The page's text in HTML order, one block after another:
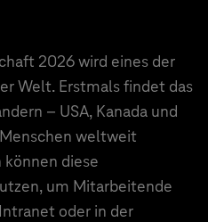
2026 wird eines der
Welt. Erstmals findet das
– USA, Kanada und
weltweit
diese
um Mitarbeitende
oder in der